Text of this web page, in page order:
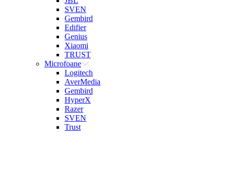
SVEN
Gembird
Edifier
Genius
Xiaomi
TRUST
Microfoane
Logitech
AverMedia
Gembird
HyperX
Razer
SVEN
Trust